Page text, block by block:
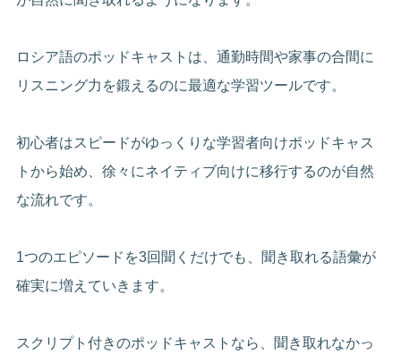
ロシア語のポッドキャストは、通勤時間や家事の合間に
リスニング力を鍛えるのに最適な学習ツールです。
初心者はスピードがゆっくりな学習者向けポッドキャス
トから始め、徐々にネイティブ向けに移行するのが自然
な流れです。
1つのエピソードを3回聞くだけでも、聞き取れる語彙が
確実に増えていきます。
スクリプト付きのポッドキャストなら、聞き取れなかっ